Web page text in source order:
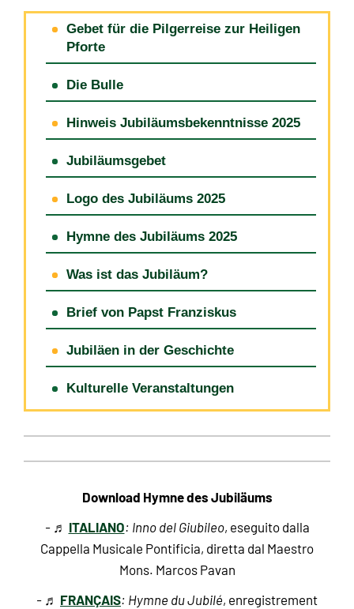
Gebet für die Pilgerreise zur Heiligen
Pforte
Die Bulle
Hinweis Jubiläumsbekenntnisse 2025
Jubiläumsgebet
Logo des Jubiläums 2025
Hymne des Jubiläums 2025
Was ist das Jubiläum?
Brief von Papst Franziskus
Jubiläen in der Geschichte
Kulturelle Veranstaltungen
Download Hymne des Jubiläums
- ♬ ITALIANO: Inno del Giubileo, eseguito dalla
Cappella Musicale Pontificia, diretta dal Maestro
Mons. Marcos Pavan
- ♬ FRANÇAIS: Hymne du Jubilé, enregistrement